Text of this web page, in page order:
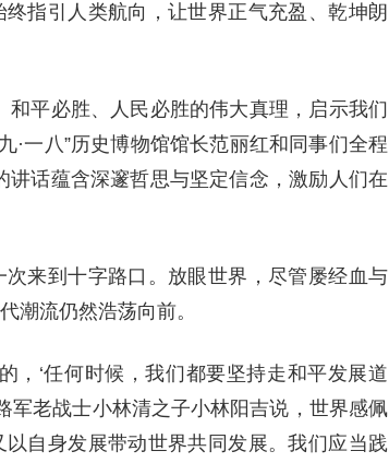
指引人类航向，让世界正气充盈、乾坤朗
平必胜、人民必胜的伟大真理，启示我们
·一八”历史博物馆馆长范丽红和同事们全程
讲话蕴含深邃哲思与坚定信念，激励人们在
来到十字路口。放眼世界，尽管屡经血与
潮流仍然浩荡向前。
，‘任何时候，我们都要坚持走和平发展道
军老战士小林清之子小林阳吉说，世界感佩
自身发展带动世界共同发展。我们应当践